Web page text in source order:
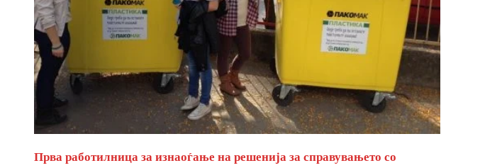
Прва работилница за изнаоѓање на решенија за справувањето со